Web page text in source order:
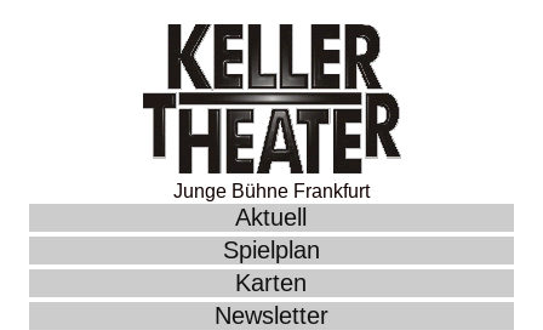
Junge Bühne Frankfurt
Aktuell
Spielplan
Karten
Newsletter